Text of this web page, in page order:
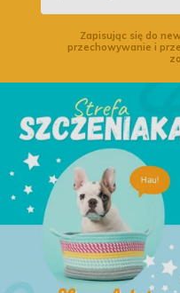
Zapisując się do
przechowywanie i